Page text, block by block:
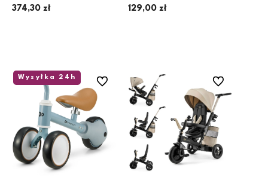
374,30 zł 129,00 zł
Wysyłka 24h
Do ulubionych Do ulubionych